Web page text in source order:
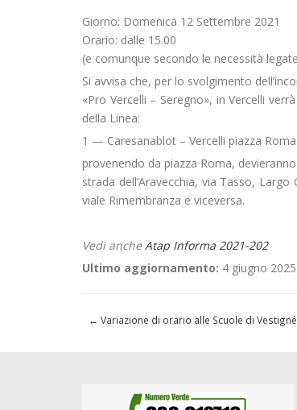
Giorno: Domenica 12 Settembre 2021
Orario: dalle 15.00
(e comunque secondo le necessità
Si avvisa che, per lo svolgimento
«Pro Vercelli – Seregno», in Vercelli
della Linea:
1 — Caresanablot – Vercelli piazza
provenendo da piazza Roma,
strada dell’Aravecchia, via Tasso,
viale Rimembranza e viceversa.
Vedi ancheAtap Informa 2021-202
Ultimo aggiornamento: 4 giugno 2025
← Variazione di orario alle Scuole di Vestigné